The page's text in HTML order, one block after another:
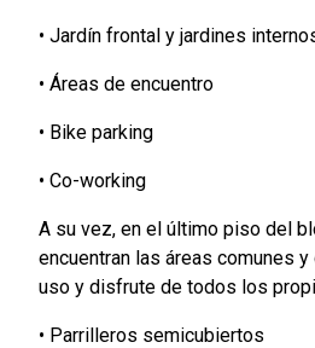
• Jardín frontal y jardines
• Áreas de encuentro
• Bike parking
• Co-working
A su vez, en el último piso del
encuentran las áreas comunes
uso y disfrute de todos los
• Parrilleros semicubiertos